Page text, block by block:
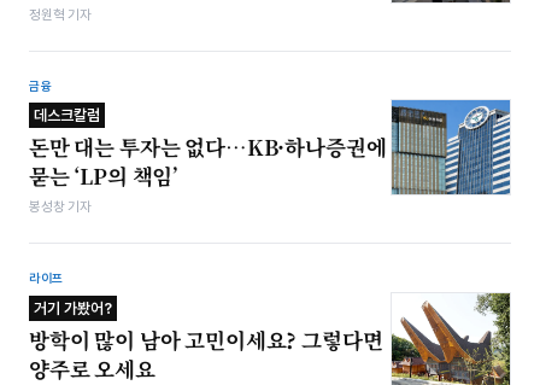
정원혁 기자
금융
데스크칼럼
돈만 대는 투자는 없다…KB·하나증권에
묻는 ‘LP의 책임’
봉성창 기자
라이프
거기 가봤어?
방학이 많이 남아 고민이세요? 그렇다면
양주로 오세요